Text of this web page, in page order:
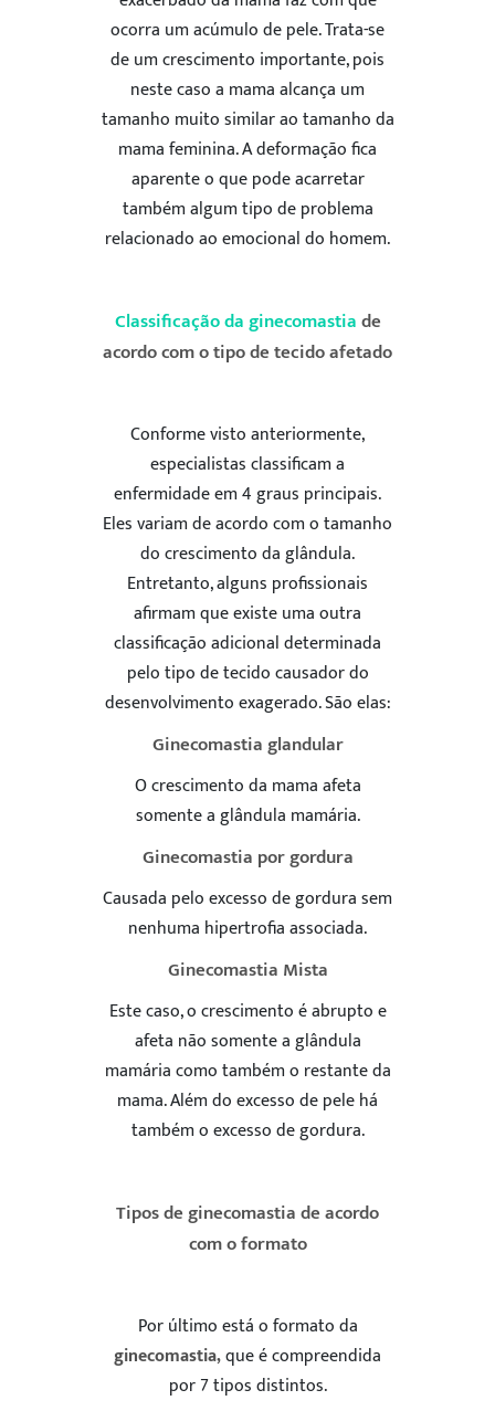
ocorra um acúmulo de pele. Trata-se
de um crescimento importante, pois
neste caso a mama alcança um
tamanho muito similar ao tamanho da
mama feminina. A deformação fica
aparente o que pode acarretar
também algum tipo de problema
relacionado ao emocional do homem.
Classificação da ginecomastiade
acordo com o tipo de tecido afetado
Conforme visto anteriormente,
especialistas classificam a
enfermidade em 4 graus principais.
Eles variam de acordo com o tamanho
do crescimento da glândula.
Entretanto, alguns profissionais
afirmam que existe uma outra
classificação adicional determinada
pelo tipo de tecido causador do
desenvolvimento exagerado. São elas:
Ginecomastia glandular
O crescimento da mama afeta
somente a glândula mamária.
Ginecomastia por gordura
Causada pelo excesso de gordura sem
nenhuma hipertrofia associada.
Ginecomastia Mista
Este caso, o crescimento é abrupto e
afeta não somente a glândula
mamária como também o restante da
mama. Além do excesso de pele há
também o excesso de gordura.
Tipos de ginecomastia de acordo
com o formato
Por último está o formato da
ginecomastia,que é compreendida
por 7 tipos distintos.